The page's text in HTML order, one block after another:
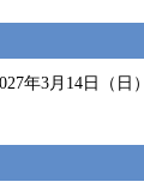
年3月14日（日